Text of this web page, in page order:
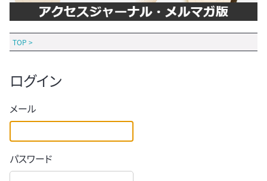
TOP >
ログイン
メール
パスワード